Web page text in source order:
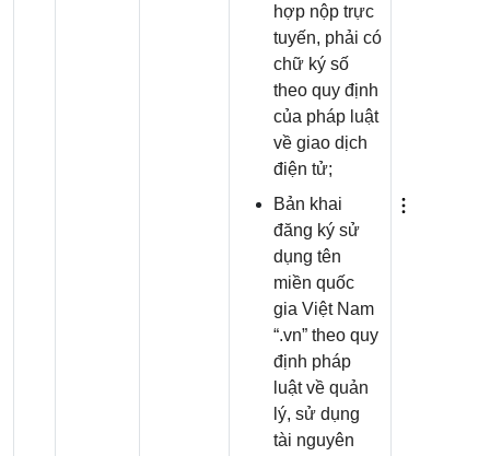
hợp nộp trực
tuyến, phải có
chữ ký số
theo quy định
của pháp luật
về giao dịch
điện tử;
Bản khai
đăng ký sử
dụng tên
miền quốc
gia Việt Nam
“.vn” theo quy
định pháp
luật về quản
lý, sử dụng
tài nguyên